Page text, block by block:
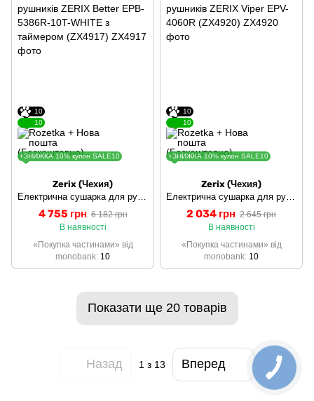
10
10
+ЗНИЖКА 10% купон SALE10
Zerix (Чехия)
Електрична сушарка для рушників ZERIX Better EPB-5386R-10T-WHITE з таймером (ZX4917)
4 755 грн 6 182 грн
В наявності
«Покупка частинами» від
monobank 10
10
10
+ЗНИЖКА 10% купон SALE10
Zerix (Чехия)
Електрична сушарка для рушників ZERIX Viper EPV-4060R (ZX4920)
2 034 грн 2 645 грн
В наявності
«Покупка частинами» від
monobank 10
Показати ще 20 товарів
Назад 1 з 13 Вперед